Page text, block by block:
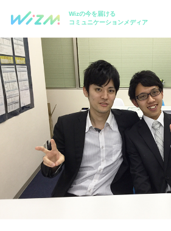
Wizの今を届ける
コミュニケーションメディア